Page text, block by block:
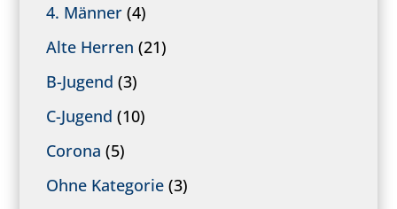
4. Männer (4)
Alte Herren (21)
B-Jugend (3)
C-Jugend (10)
Corona (5)
Ohne Kategorie (3)